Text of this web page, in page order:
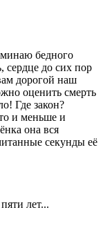
бедного
сердце до сих пор
дорогой наш
оценить смерть
Где закон?
и меньше и
она вся
секунды её
лет...